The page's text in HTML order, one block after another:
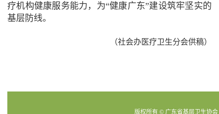
疗机构健康服务能力，为“健康广东”建设筑牢坚实的
基层防线。
（社会办医疗卫生分会供稿）
版权所有 © 广东省基层卫生协